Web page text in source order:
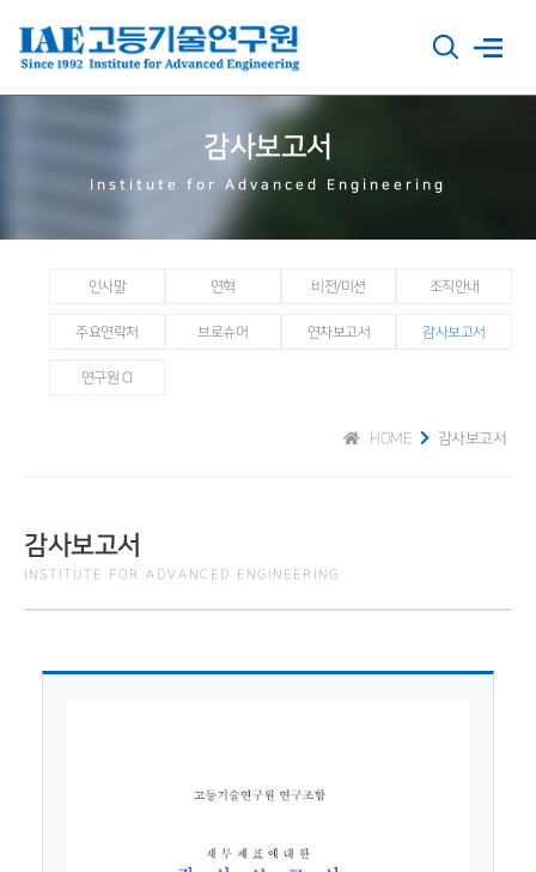
감사보고서
Institute for Advanced Engineering
인사말 연혁 비전/미션 조직안내
주요연락처 브로슈어 연차보고서 감사보고서
연구원 CI
감사보고서
HOME
감사보고서
INSTITUTE FOR ADVANCED ENGINEERING